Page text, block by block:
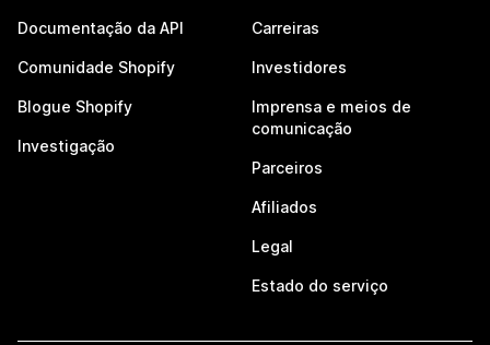
Documentação da API
Comunidade Shopify
Blogue Shopify
Investigação
Carreiras
Investidores
Imprensa e meios de
comunicação
Parceiros
Afiliados
Legal
Estado do serviço